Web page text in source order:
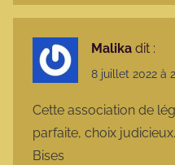
Malika dit :
8 juillet 2022 à
Cette association de
parfaite, choix
Bises